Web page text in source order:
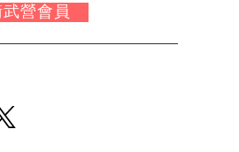
營會員
享至facebook
窗分享至line
開新視窗分享至twitter